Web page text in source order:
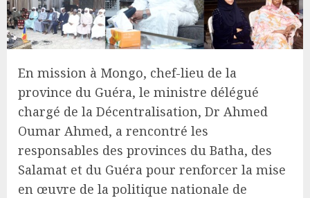
En mission à Mongo, chef-lieu de la
province du Guéra, le ministre délégué
chargé de la Décentralisation, Dr Ahmed
Oumar Ahmed, a rencontré les
responsables des provinces du Batha, des
Salamat et du Guéra pour renforcer la mise
en œuvre de la politique nationale de